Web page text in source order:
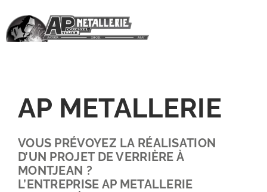
au
contenu
AP METALLERIE
VOUS PRÉVOYEZ LA RÉALISATION
D’UN PROJET DE VERRIÈRE À
MONTJEAN ?
L’ENTREPRISE AP METALLERIE